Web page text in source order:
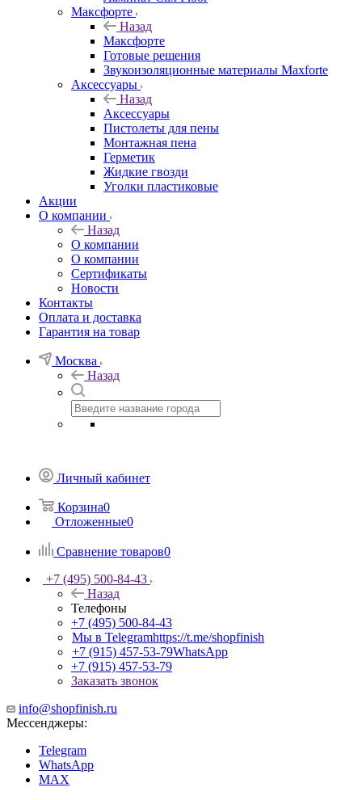
Максфорте
Назад
Максфорте
Готовые решения
Звукоизоляционные материалы Maxforte
Аксессуары
Назад
Аксессуары
Пистолеты для пены
Монтажная пена
Герметик
Жидкие гвозди
Уголки пластиковые
Акции
О компании
Назад
О компании
О компании
Сертификаты
Новости
Контакты
Оплата и доставка
Гарантия на товар
Москва
Назад
Личный кабинет
Корзина0
Отложенные0
Сравнение товаров0
+7 (495) 500-84-43
Назад
Телефоны
+7 (495) 500-84-43
Мы в Telegramhttps://t.me/shopfinish
+7 (915) 457-53-79WhatsApp
+7 (915) 457-53-79
Заказать звонок
info@shopfinish.ru
Мессенджеры:
Telegram
WhatsApp
MAX